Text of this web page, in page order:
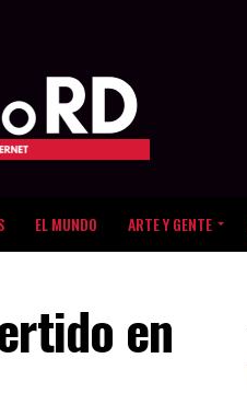
EL MUNDO ARTE Y GENTE
en